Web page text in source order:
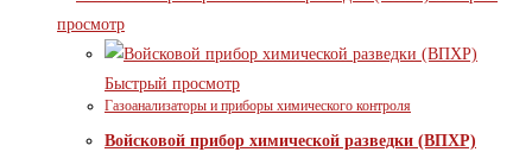
просмотр
Быстрый просмотр
Газоанализаторы и приборы химического контроля
Войсковой прибор химической разведки (ВПХР)